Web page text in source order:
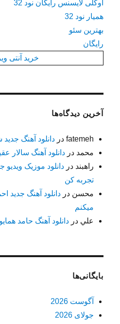
اوکلی لایسنس رایگان نود 32
همیار نود 32
بهترین سئو
رایگان
خرید آنتی
آخرین دیدگاه‌ها
fatemeh دردانلود آهنگ
محمد دردانلود آهنگ سالار
راهبند دردانلود موزیک ویدیو
تجربه کن
محسن دردانلود آهنگ جدید
میکنم
علي دردانلود آهنگ حامد
بایگانی‌ها
آگوست 2026
جولای 2026